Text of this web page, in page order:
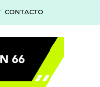
CONTACTO